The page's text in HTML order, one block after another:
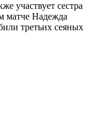
участвует сестра
матче Надежда
третьих сеяных